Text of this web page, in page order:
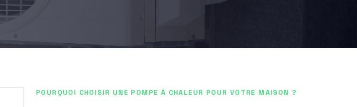
POURQUOI CHOISIR UNE POMPE À CHALEUR POUR VOTRE MAISON ?